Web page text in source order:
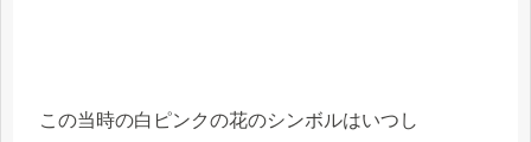
この当時の白ピンクの花のシンボルはいつし